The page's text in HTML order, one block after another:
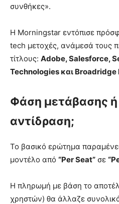
συνθήκες».
Η Morningstar εντόπισε
tech μετοχές, ανάμεσά τους
τίτλους: Adobe, Salesforce,
Technologies και
Φάση μετάβασης ή
αντίδραση;
Το βασικό ερώτημα
μοντέλο από “Per Seat” σε
Η πληρωμή με βάση το
χρηστών) θα άλλαζε